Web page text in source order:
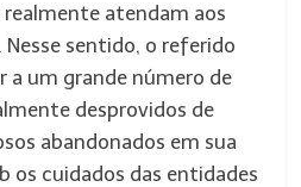
atendam aos
Nesse sentido, o referido
a um grande número de
desprovidos de
abandonados em sua
os cuidados das entidades